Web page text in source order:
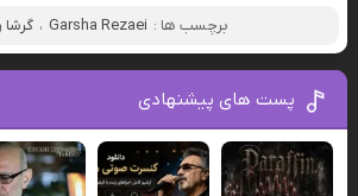
برچسب ها : Garsha Rezaei ،
پست های پیشنهادی